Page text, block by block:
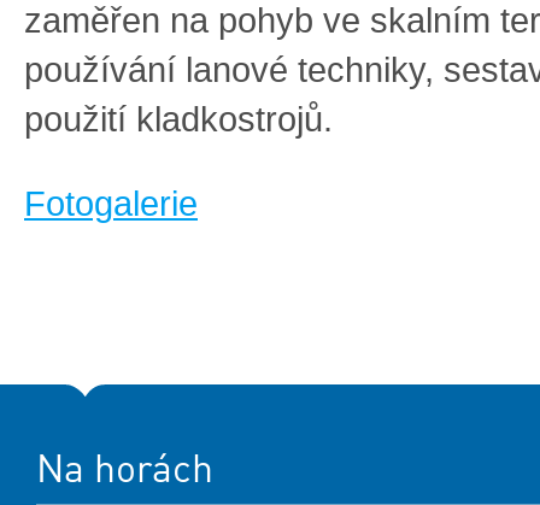
zaměřen na pohyb ve skalním
používání lanové techniky,
použití kladkostrojů.
Fotogalerie
Na horách